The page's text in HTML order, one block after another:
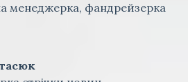
менеджерка, фандрейзерка